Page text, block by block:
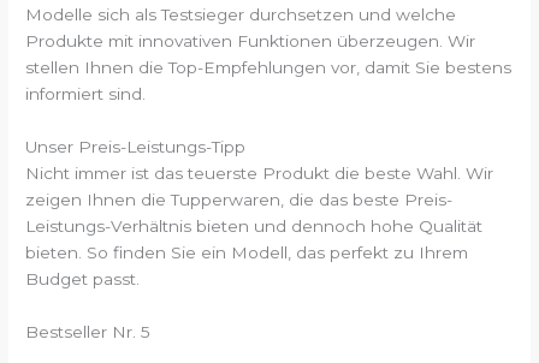
Modelle sich als Testsieger durchsetzen und welche
Produkte mit innovativen Funktionen überzeugen. Wir
stellen Ihnen die Top-Empfehlungen vor, damit Sie bestens
informiert sind.
Unser Preis-Leistungs-Tipp
Nicht immer ist das teuerste Produkt die beste Wahl. Wir
zeigen Ihnen die Tupperwaren, die das beste Preis-
Leistungs-Verhältnis bieten und dennoch hohe Qualität
bieten. So finden Sie ein Modell, das perfekt zu Ihrem
Budget passt.
Bestseller Nr. 5